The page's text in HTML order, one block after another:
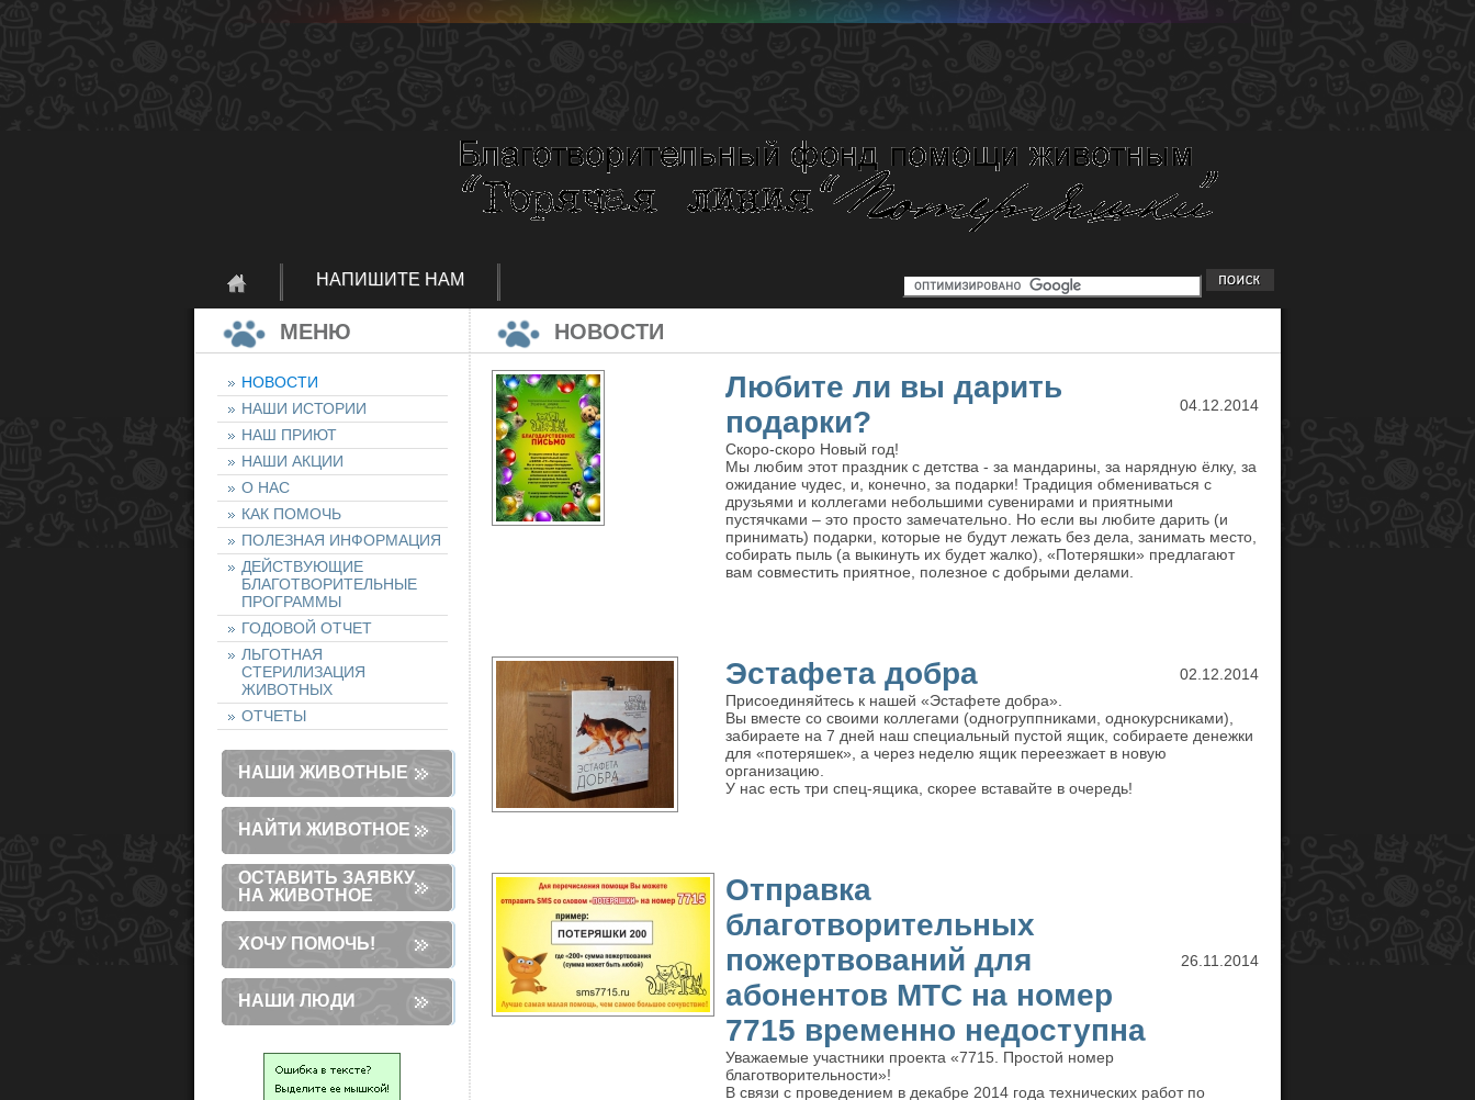
НАПИШИТЕ НАМ
МЕНЮ
НОВОСТИ
НАШИ ИСТОРИИ
НАШ ПРИЮТ
НАШИ АКЦИИ
О НАС
КАК ПОМОЧЬ
ПОЛЕЗНАЯ ИНФОРМАЦИЯ
ДЕЙСТВУЮЩИЕ
БЛАГОТВОРИТЕЛЬНЫЕ
ПРОГРАММЫ
ГОДОВОЙ ОТЧЕТ
ЛЬГОТНАЯ
СТЕРИЛИЗАЦИЯ
ЖИВОТНЫХ
ОТЧЕТЫ
НАШИ ЖИВОТНЫЕ
НАЙТИ ЖИВОТНОЕ
ОСТАВИТЬ ЗАЯВКУ
НА ЖИВОТНОЕ
ХОЧУ ПОМОЧЬ!
НАШИ ЛЮДИ
НОВОСТИ
Любите ли вы дарить
подарки?
04.12.2014
Скоро-скоро Новый год!
Мы любим этот праздник с детства - за мандарины, за нарядную ёлку, за
ожидание чудес, и, конечно, за подарки! Традиция обмениваться с
друзьями и коллегами небольшими сувенирами и приятными
пустячками – это просто замечательно. Но если вы любите дарить (и
принимать) подарки, которые не будут лежать без дела, занимать место,
собирать пыль (а выкинуть их будет жалко), «Потеряшки» предлагают
вам совместить приятное, полезное с добрыми делами.
Эстафета добра
02.12.2014
Присоединяйтесь к нашей «Эстафете добра».
Вы вместе со своими коллегами (одногруппниками, однокурсниками),
забираете на 7 дней наш специальный пустой ящик, собираете денежки
для «потеряшек», а через неделю ящик переезжает в новую
организацию.
У нас есть три спец-ящика, скорее вставайте в очередь!
Отправка
благотворительных
пожертвований для
абонентов МТС на номер
7715 временно недоступна
26.11.2014
Уважаемые участники проекта «7715. Простой номер
благотворительности»!
В связи с проведением в декабре 2014 года технических работ по